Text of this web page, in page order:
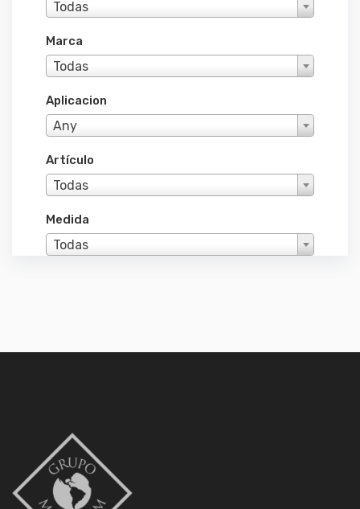
Todas
Marca
Todas
Aplicacion
Any
Artículo
Todas
Medida
Todas